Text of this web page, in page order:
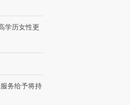
学历女性更
务给予将持